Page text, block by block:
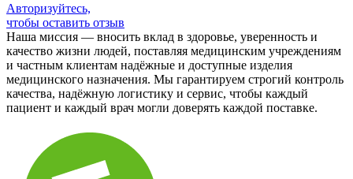
Авторизуйтесь,
чтобы оставить отзыв
Наша миссия — вносить вклад в здоровье, уверенность и
качество жизни людей, поставляя медицинским учреждениям
и частным клиентам надёжные и доступные изделия
медицинского назначения. Мы гарантируем строгий контроль
качества, надёжную логистику и сервис, чтобы каждый
пациент и каждый врач могли доверять каждой поставке.